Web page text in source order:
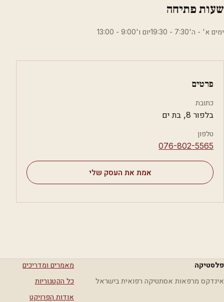
שעות פתיחה
ימים א' - ה'7:30 - 19:30יום ו'9:00 - 13:00
פרטים
כתובת
בלפור 8, בת ים
טלפון
⁦076-802-5565⁩
אמת את העסק שלי
פלסטיקה
אינדקס מרפאות אסתטיקה רפואית בישראל
מאמרים ומדריכים
כל הקטגוריות
אודות הפרויקט